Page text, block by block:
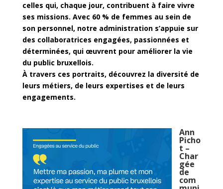
celles qui, chaque jour, contribuent à faire vivre
ses missions. Avec 60 % de femmes au sein de
son personnel, notre administration s’appuie sur
des collaboratrices engagées, passionnées et
déterminées, qui œuvrent pour améliorer la vie
du public bruxellois.
À travers ces portraits, découvrez la diversité de
leurs métiers, de leurs expertises et de leurs
engagements.
Ann
Picho
t –
Char
gée
de
com